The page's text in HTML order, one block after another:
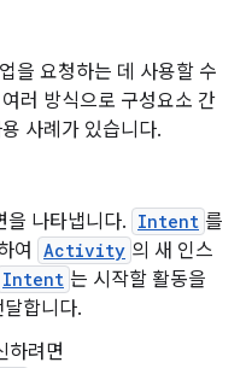
을 요청하는 데 사용할 수
러 방식으로 구성요소 간
사례가 있습니다.
을 나타냅니다. Intent 를
여 Activity 의 새 인스
Intent 는 시작할 활동을
합니다.
하려면